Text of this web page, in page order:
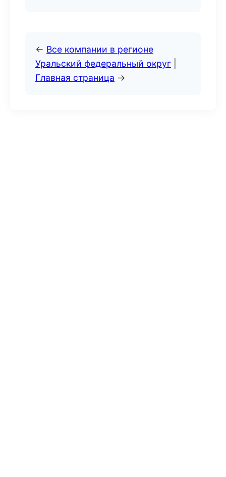
← Все компании в регионе
Уральский федеральный округ
Главная страница →